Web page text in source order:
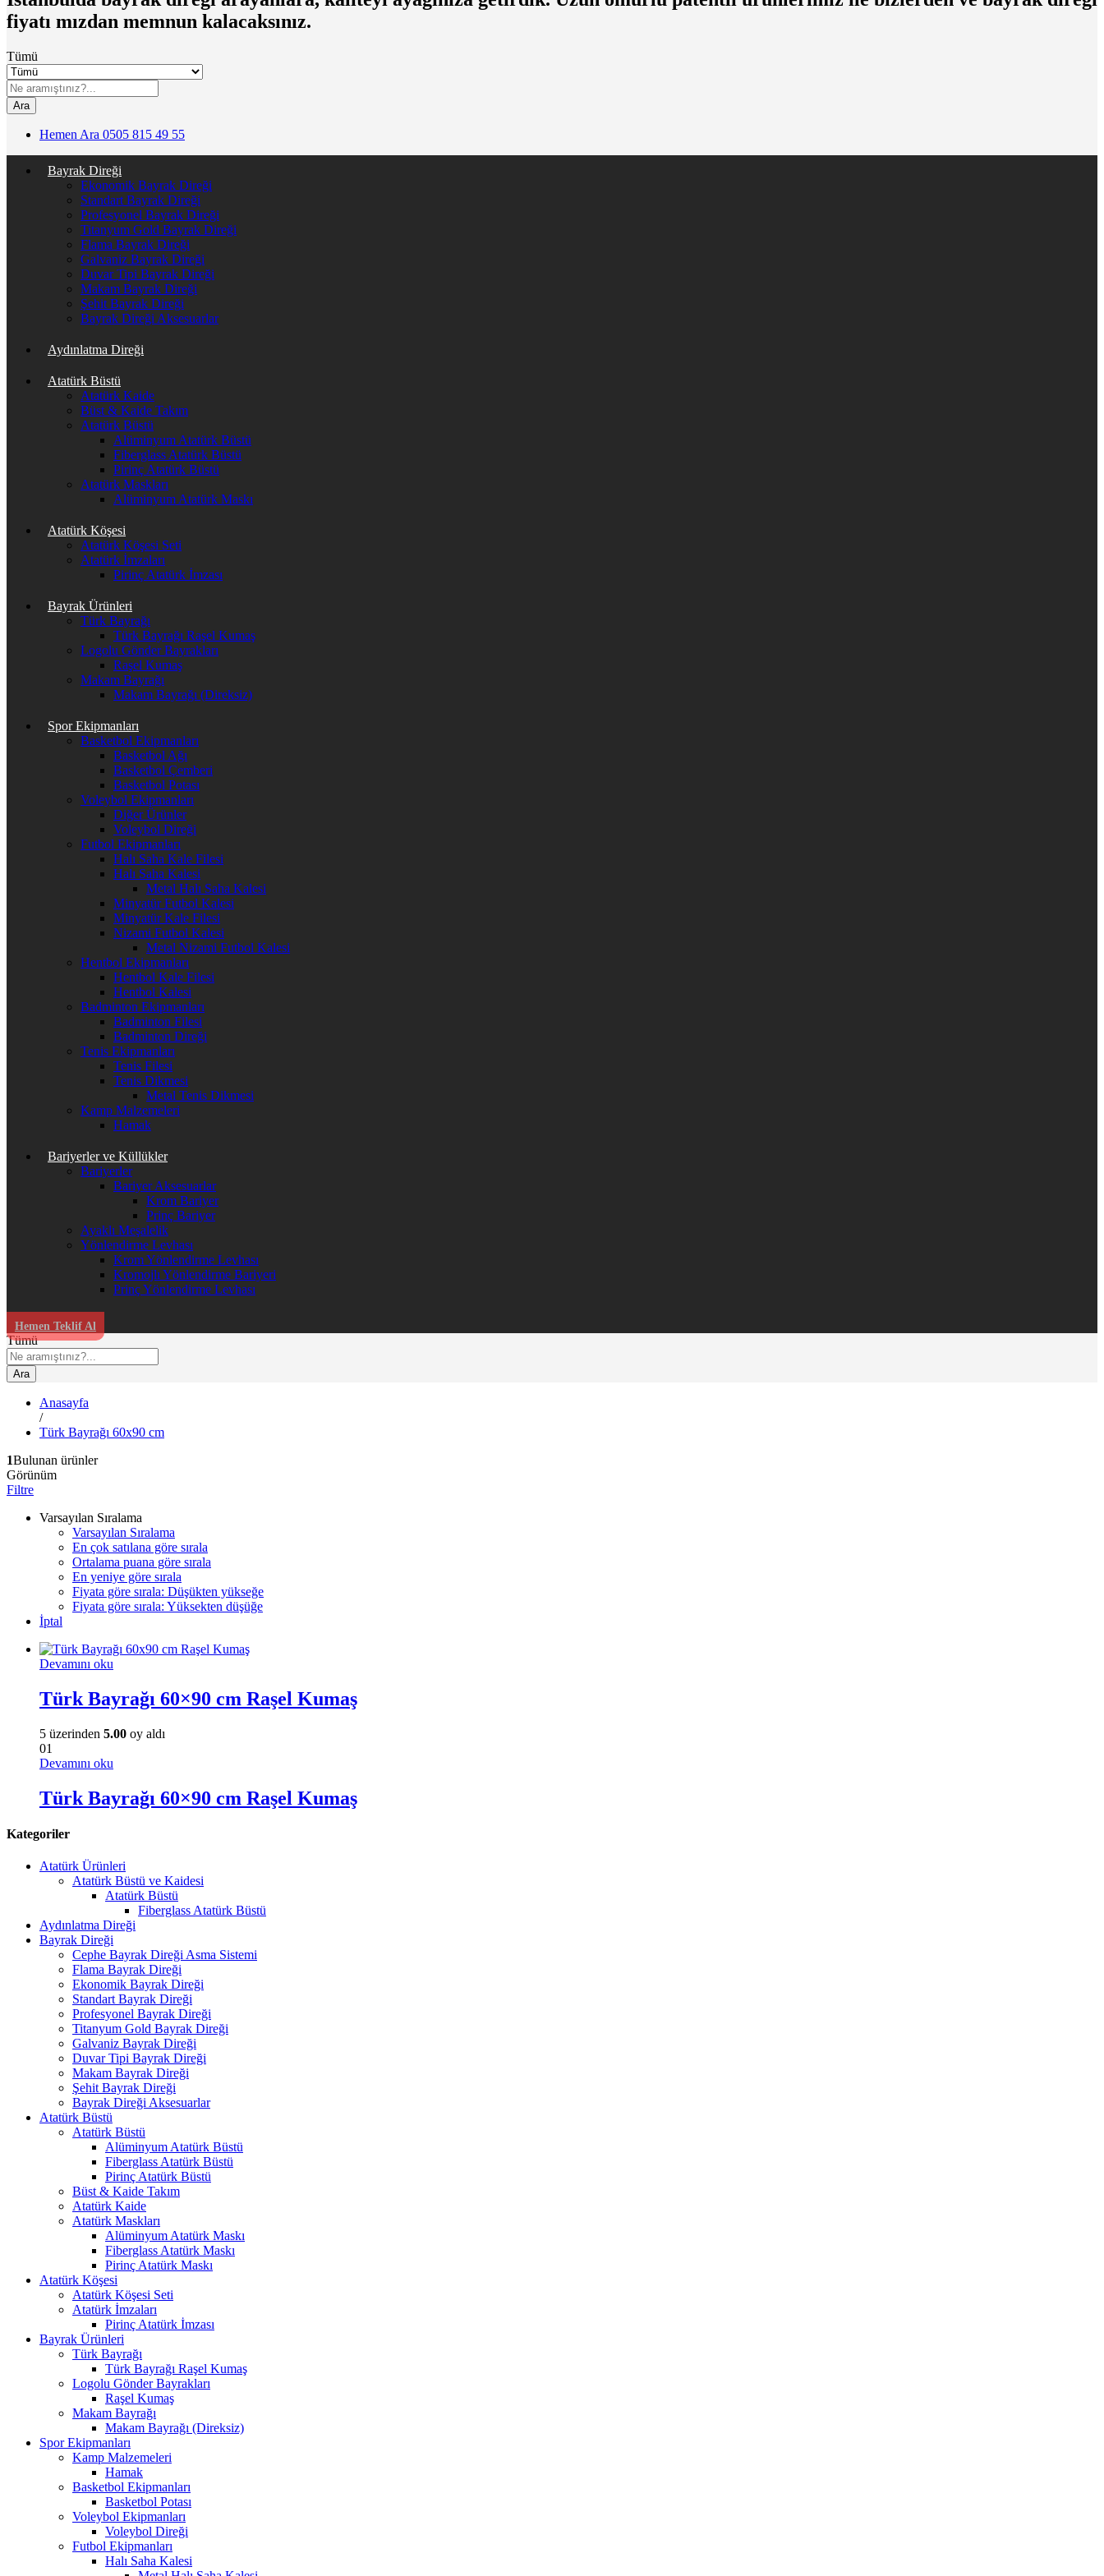
fiyatı mızdan memnun kalacaksınız.
Tümü
Ara
Hemen Ara 0505 815 49 55
Bayrak Direği
Ekonomik Bayrak Direği
Standart Bayrak Direği
Profesyonel Bayrak Direği
Titanyum Gold Bayrak Direği
Flama Bayrak Direği
Galvaniz Bayrak Direği
Duvar Tipi Bayrak Direği
Makam Bayrak Direği
Şehit Bayrak Direği
Bayrak Direği Aksesuarlar
Aydınlatma Direği
Atatürk Büstü
Atatürk Kaide
Büst & Kaide Takım
Atatürk Büstü
Alüminyum Atatürk Büstü
Fiberglass Atatürk Büstü
Pirinç Atatürk Büstü
Atatürk Maskları
Alüminyum Atatürk Maskı
Atatürk Köşesi
Atatürk Köşesi Seti
Atatürk İmzaları
Pirinç Atatürk İmzası
Bayrak Ürünleri
Türk Bayrağı
Türk Bayrağı Raşel Kumaş
Logolu Gönder Bayrakları
Raşel Kumaş
Makam Bayrağı
Makam Bayrağı (Direksiz)
Spor Ekipmanları
Basketbol Ekipmanları
Basketbol Ağı
Basketbol Çemberi
Basketbol Potası
Voleybol Ekipmanları
Diğer Ürünler
Voleybol Direği
Futbol Ekipmanları
Halı Saha Kale Filesi
Halı Saha Kalesi
Metal Halı Saha Kalesi
Minyatür Futbol Kalesi
Minyatür Kale Filesi
Nizami Futbol Kalesi
Metal Nizami Futbol Kalesi
Hentbol Ekipmanları
Hentbol Kale Filesi
Hentbol Kalesi
Badminton Ekipmanları
Badminton Filesi
Badminton Direği
Tenis Ekipmanları
Tenis Filesi
Tenis Dikmesi
Metal Tenis Dikmesi
Kamp Malzemeleri
Hamak
Bariyerler ve Küllükler
Bariyerler
Bariyer Aksesuarlar
Krom Bariyer
Prinç Bariyer
Ayaklı Meşalelik
Yönlendirme Levhası
Krom Yönlendirme Levhası
Kromojlı Yönlendirme Bariyeri
Prinç Yönlendirme Levhası
Hemen Teklif Al
Tümü
Ara
Anasayfa
/
Türk Bayrağı 60x90 cm
1Bulunan ürünler
Görünüm
Filtre
Varsayılan Sıralama
Varsayılan Sıralama
En çok satılana göre sırala
Ortalama puana göre sırala
En yeniye göre sırala
Fiyata göre sırala: Düşükten yükseğe
Fiyata göre sırala: Yüksekten düşüğe
İptal
Devamını oku
Türk Bayrağı 60×90 cm Raşel Kumaş
5 üzerinden 5.00 oy aldı
01
Devamını oku
Türk Bayrağı 60×90 cm Raşel Kumaş
Kategoriler
Atatürk Ürünleri
Atatürk Büstü ve Kaidesi
Atatürk Büstü
Fiberglass Atatürk Büstü
Aydınlatma Direği
Bayrak Direği
Cephe Bayrak Direği Asma Sistemi
Flama Bayrak Direği
Ekonomik Bayrak Direği
Standart Bayrak Direği
Profesyonel Bayrak Direği
Titanyum Gold Bayrak Direği
Galvaniz Bayrak Direği
Duvar Tipi Bayrak Direği
Makam Bayrak Direği
Şehit Bayrak Direği
Bayrak Direği Aksesuarlar
Atatürk Büstü
Atatürk Büstü
Alüminyum Atatürk Büstü
Fiberglass Atatürk Büstü
Pirinç Atatürk Büstü
Büst & Kaide Takım
Atatürk Kaide
Atatürk Maskları
Alüminyum Atatürk Maskı
Fiberglass Atatürk Maskı
Pirinç Atatürk Maskı
Atatürk Köşesi
Atatürk Köşesi Seti
Atatürk İmzaları
Pirinç Atatürk İmzası
Bayrak Ürünleri
Türk Bayrağı
Türk Bayrağı Raşel Kumaş
Logolu Gönder Bayrakları
Raşel Kumaş
Makam Bayrağı
Makam Bayrağı (Direksiz)
Spor Ekipmanları
Kamp Malzemeleri
Hamak
Basketbol Ekipmanları
Basketbol Potası
Voleybol Ekipmanları
Voleybol Direği
Futbol Ekipmanları
Halı Saha Kalesi